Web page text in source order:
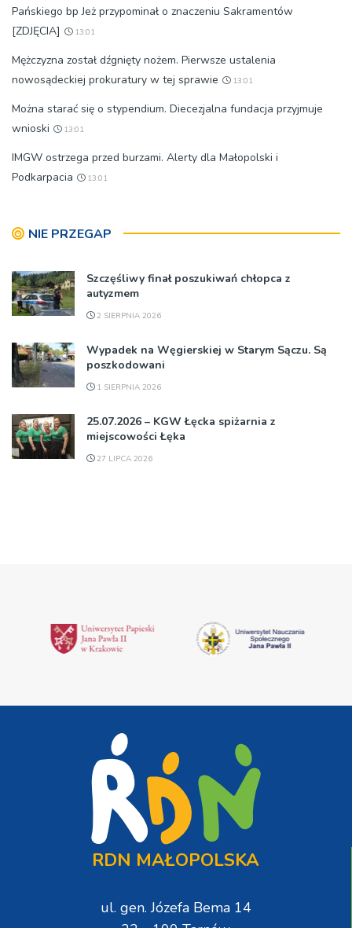
Pańskiego bp Jeż przypominał o znaczeniu Sakramentów
[ZDJĘCIA]
13:01
Mężczyzna został dźgnięty nożem. Pierwsze ustalenia
nowosądeckiej prokuratury w tej sprawie
13:01
Można starać się o stypendium. Diecezjalna fundacja przyjmuje
wnioski
13:01
IMGW ostrzega przed burzami. Alerty dla Małopolski i
Podkarpacia
13:01
NIE PRZEGAP
Szczęśliwy finał poszukiwań chłopca z
autyzmem
2 SIERPNIA 2026
Wypadek na Węgierskiej w Starym Sączu. Są
poszkodowani
1 SIERPNIA 2026
25.07.2026 – KGW Łęcka spiżarnia z
miejscowości Łęka
27 LIPCA 2026
RDN MAŁOPOLSKA
ul. gen. Józefa Bema 14